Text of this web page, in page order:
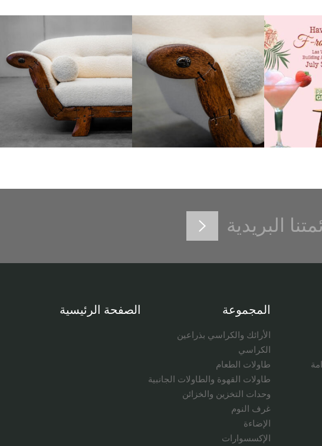
جذاب! قماش البوكليه الإيطالي ناعم
البريدية
الصفحة الرئيسية المجموعة
الأرائك والكراسي بذراعين
الكراسي
طاولات الطعام
طاولات القهوة والطاولات الجانبية
وحدات التخزين والخزائن
غرف النوم
الإضاءة
الإكسسوارات